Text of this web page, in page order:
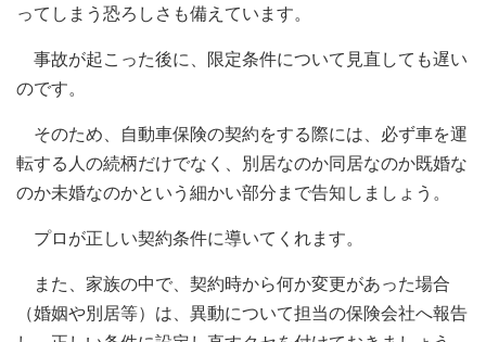
ってしまう恐ろしさも備えています。
事故が起こった後に、限定条件について見直しても遅い
のです。
そのため、自動車保険の契約をする際には、必ず車を運
転する人の続柄だけでなく、別居なのか同居なのか既婚な
のか未婚なのかという細かい部分まで告知しましょう。
プロが正しい契約条件に導いてくれます。
また、家族の中で、契約時から何か変更があった場合
（婚姻や別居等）は、異動について担当の保険会社へ報告